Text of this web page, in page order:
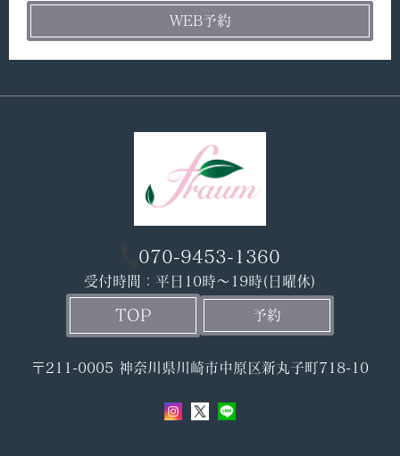
WEB予約
070-9453-1360
受付時間：平日10時〜19時(日曜休)
TOP 予約
〒211-0005 神奈川県川崎市中原区新丸子町718-10